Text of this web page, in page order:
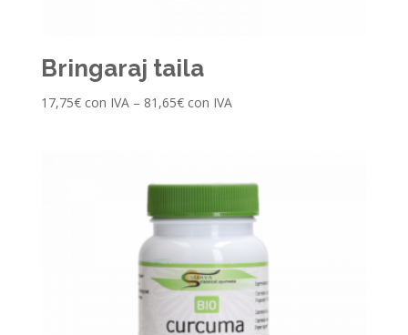
Bringaraj taila
17,75€ con IVA– 81,65€ con IVA